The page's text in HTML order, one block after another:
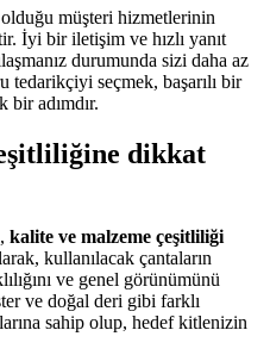
müşteri hizmetlerinin
İyi bir iletişim ve hızlı yanıt
durumunda sizi daha az
tedarikçiyi seçmek, başarılı bir
adımdır.
dikkat
kalite ve malzeme çeşitliliği
kullanılacak çantaların
ve genel görünümünü
ve doğal deri gibi farklı
sahip olup, hedef kitlenizin